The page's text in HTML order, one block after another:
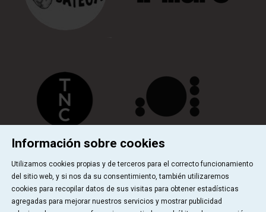
Quiénes somos | Contactar | Sitemap |
Uso de Cookies | Aviso Legal
Información sobre cookies
Utilizamos cookies propias y de terceros para el correcto funcionamiento
del sitio web, y si nos da su consentimiento, también utilizaremos
cookies para recopilar datos de sus visitas para obtener estadísticas
agregadas para mejorar nuestros servicios y mostrar publicidad